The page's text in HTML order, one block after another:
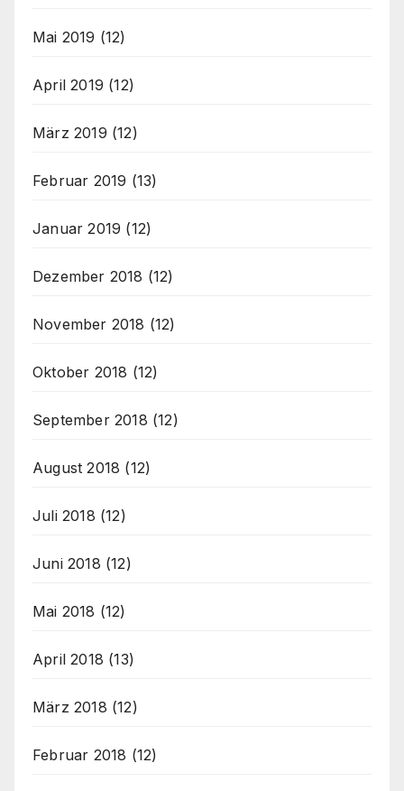
Mai 2019 (12)
April 2019 (12)
März 2019 (12)
Februar 2019 (13)
Januar 2019 (12)
Dezember 2018 (12)
November 2018 (12)
Oktober 2018 (12)
September 2018 (12)
August 2018 (12)
Juli 2018 (12)
Juni 2018 (12)
Mai 2018 (12)
April 2018 (13)
März 2018 (12)
Februar 2018 (12)